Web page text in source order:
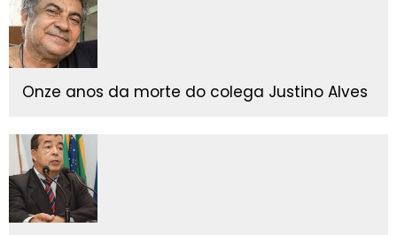
Onze anos da morte do colega Justino Alves